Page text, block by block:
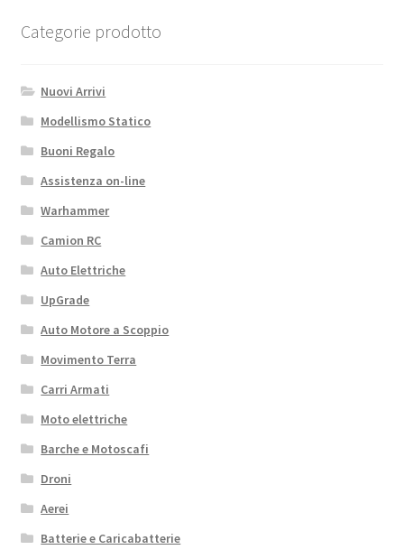
Categorie prodotto
Nuovi Arrivi
Modellismo Statico
Buoni Regalo
Assistenza on-line
Warhammer
Camion RC
Auto Elettriche
UpGrade
Auto Motore a Scoppio
Movimento Terra
Carri Armati
Moto elettriche
Barche e Motoscafi
Droni
Aerei
Batterie e Caricabatterie